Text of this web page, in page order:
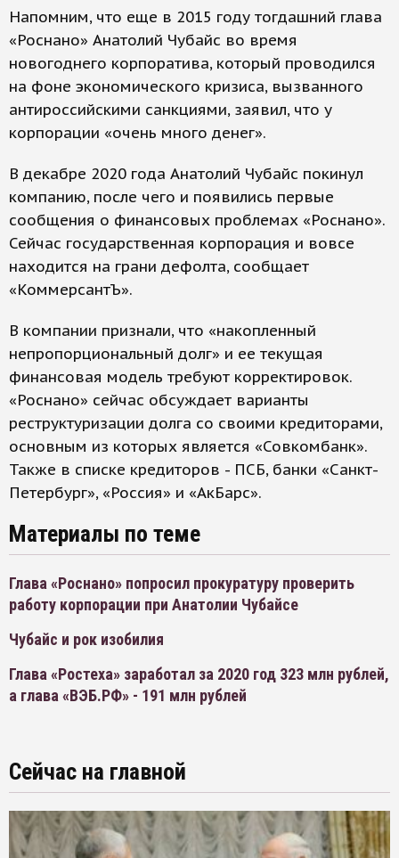
Напомним, что еще в 2015 году тогдашний глава
«Роснано» Анатолий Чубайс во время
новогоднего корпоратива, который проводился
на фоне экономического кризиса, вызванного
антироссийскими санкциями, заявил, что у
корпорации «очень много денег».
В декабре 2020 года Анатолий Чубайс покинул
компанию, после чего и появились первые
сообщения о финансовых проблемах «Роснано».
Сейчас государственная корпорация и вовсе
находится на грани дефолта, сообщает
«КоммерсантЪ».
В компании признали, что «накопленный
непропорциональный долг» и ее текущая
финансовая модель требуют корректировок.
«Роснано» сейчас обсуждает варианты
реструктуризации долга со своими кредиторами,
основным из которых является «Совкомбанк».
Также в списке кредиторов - ПСБ, банки «Санкт-
Петербург», «Россия» и «АкБарс».
Материалы по теме
Глава «Роснано» попросил прокуратуру проверить
работу корпорации при Анатолии Чубайсе
Чубайс и рок изобилия
Глава «Ростеха» заработал за 2020 год 323 млн рублей,
а глава «ВЭБ.РФ» - 191 млн рублей
Сейчас на главной